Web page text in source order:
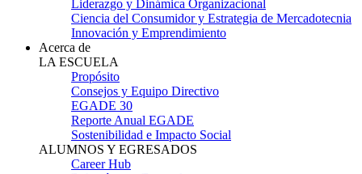
Liderazgo y Dinámica Organizacional
Ciencia del Consumidor y Estrategia de Mercadotecnia
Innovación y Emprendimiento
Acerca de
LA ESCUELA
Propósito
Consejos y Equipo Directivo
EGADE 30
Reporte Anual EGADE
Sostenibilidad e Impacto Social
ALUMNOS Y EGRESADOS
Career Hub